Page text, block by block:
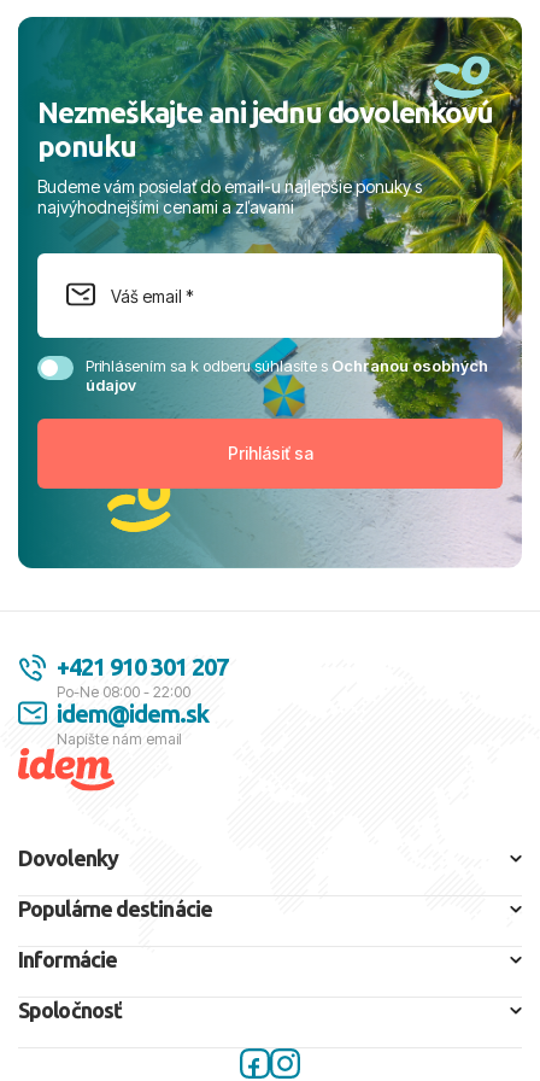
Nezmeškajte ani jednu dovolenkovú
ponuku
Budeme vám posielať do email-u najlepšie ponuky s
najvýhodnejšími cenami a zľavami
Prihlásením sa k odberu súhlasíte sOchranou osobných
údajov
+421 910 301 207
Po-Ne 08:00 - 22:00
idem@idem.sk
Napíšte nám email
Dovolenky
Populárne destinácie
Informácie
Spoločnosť